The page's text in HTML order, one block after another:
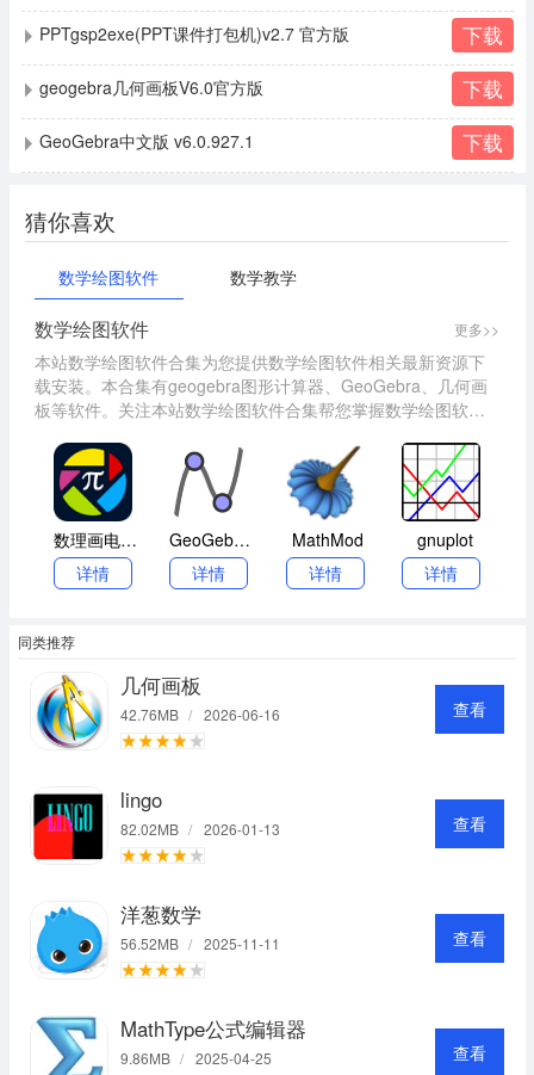
PPTgsp2exe(PPT课件打包机)v2.7 官方版 下载
geogebra几何画板V6.0官方版 下载
GeoGebra中文版 v6.0.927.1 下载
猜你喜欢
数学绘图软件 数学教学
数学绘图软件 更多>>
本站数学绘图软件合集为您提供数学绘图软件相关最新资源下
载安装。本合集有geogebra图形计算器、GeoGebra、几何画
板等软件。关注本站数学绘图软件合集帮您掌握数学绘图软件
效率，快速解决遇到的难题！
数理画电脑版
详情
GeoGebra图形计算器
详情
MathMod
详情
gnuplot
详情
同类推荐
几何画板
42.76MB / 2026-06-16 查看
lingo
82.02MB / 2026-01-13 查看
洋葱数学
56.52MB / 2025-11-11 查看
MathType公式编辑器
9.86MB / 2025-04-25 查看